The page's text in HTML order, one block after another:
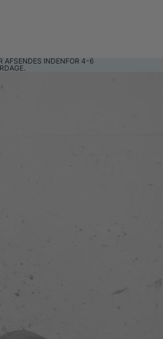
AFSENDES INDENFOR 4-6